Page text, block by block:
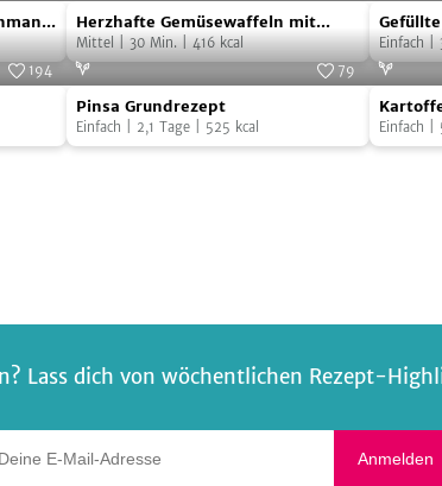
Herzhafte
Gemüsewaffeln
mit
Kräuterquark
Foto: SevenCooks
Herzhafte Gemüsewaffeln mit
Kräuterquark
Mittel|30 Min.|416kcal
Gefüllte
Paprika
mit
Einfach|
194
Pinsa
Grundrezept
79
Pinsa Grundrezept
Einfach 2,1 Tage| 525 kcal
Auflauf
Einfach
Lass dich von wöchentlichen Rezept-
Anmelden